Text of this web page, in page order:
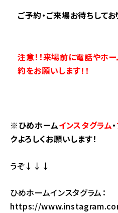
ご予約・ご来場お待ちして
注意！！来場前に電話やホ
約をお願いします！！
※ひめホームインスタグラム・
クよろしくお願いします！
↓↓↓下の
うぞ↓↓↓
ひめホームインスタグラム：
https://